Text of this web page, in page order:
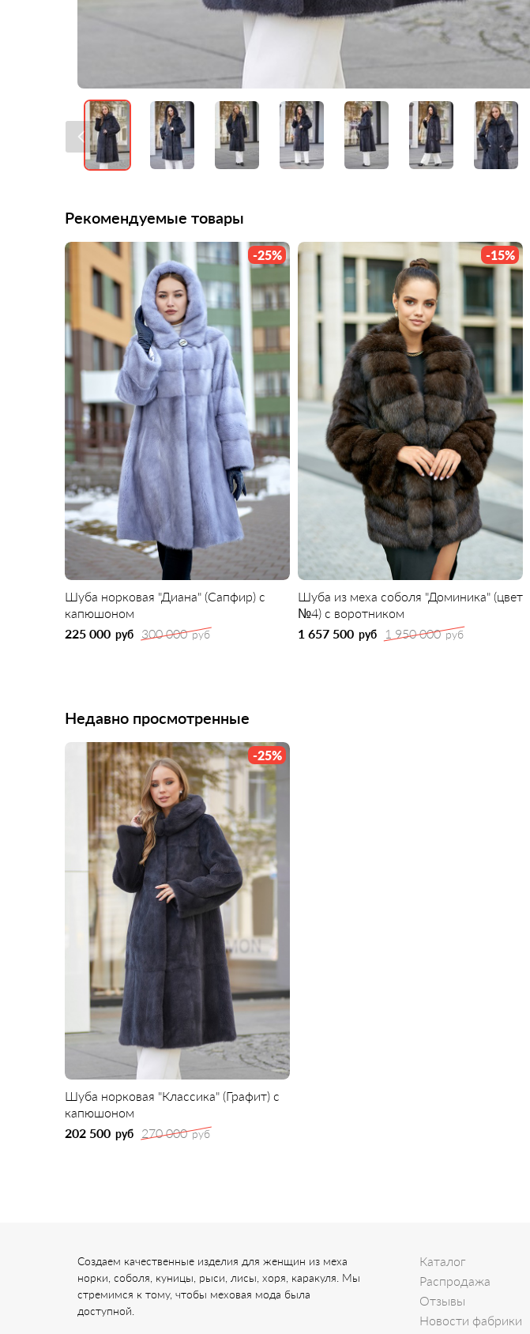
Рекомендуемые товары
Шуба норковая "Диана" (Сапфир) с
капюшоном
225 000 руб 300 000 руб
-25%
Шуба из меха соболя "Доминика" (цвет
№4) с воротником
1 657 500 руб 1 950 000 руб
-15%
Недавно просмотренные
Шуба норковая "Классика" (Графит) с
капюшоном
202 500 руб 270 000 руб
-25%
Создаем качественные изделия для женщин из меха
норки, соболя, куницы, рыси, лисы, хоря, каракуля. Мы
стремимся к тому, чтобы меховая мода была
доступной.
Каталог
Распродажа
Отзывы
Новости фабрики